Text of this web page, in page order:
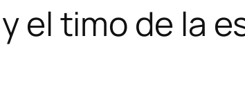
el timo de la